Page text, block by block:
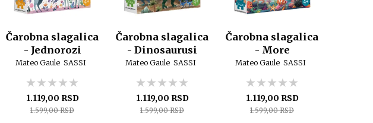
Čarobna slagalica
- Jednorozi
Mateo Gaule SASSI
★★★★★
★★★★★
★★★★★
1.119,00 RSD
1.599,00 RSD
Čarobna slagalica
- Dinosaurusi
Mateo Gaule SASSI
★★★★★
★★★★★
★★★★★
1.119,00 RSD
1.599,00 RSD
Čarobna slagalica
- More
Mateo Gaule SASSI
★★★★★
★★★★★
★★★★★
1.119,00 RSD
1.599,00 RSD